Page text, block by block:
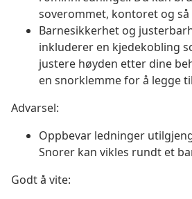
soverommet, kontoret og så
Barnesikkerhet og
inkluderer en kjedekobling
justere høyden etter dine
en snorklemme for å legge
Advarsel:
Oppbevar ledninger
Snorer kan vikles rundt et
Godt å vite: